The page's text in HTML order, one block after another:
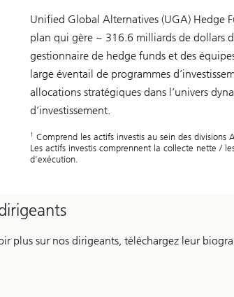
Unified Global Alternatives (UGA) Hedge
plan qui gère ~ 316.6 milliards de dollars
gestionnaire de hedge funds et des
large éventail de programmes
allocations stratégiques dans l’univers
d’investissement.
1 Comprend les actifs investis au sein des
Les actifs investis comprennent la collecte nette /
d’exécution.
plus sur nos dirigeants, téléchargez leur